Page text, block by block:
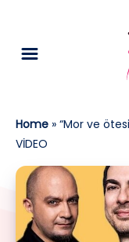
Home » “Mor ve
VİDEO